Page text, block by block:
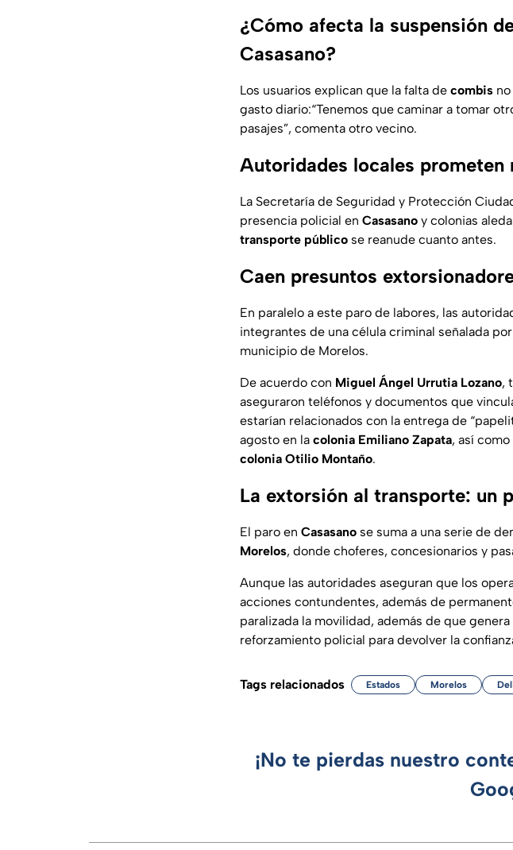
¿Cómo afecta la suspensión
Casasano?
Los usuarios explican que la falta de combis
gasto diario:“Tenemos que caminar a tomar
pasajes”, comenta otro vecino.
Autoridades locales prometen
La Secretaría de Seguridad y Protección
presencia policial en Casasano y colonias
transporte público se reanude cuanto antes.
Caen presuntos
En paralelo a este paro de labores, las
integrantes de una célula criminal señalada por
municipio de Morelos.
De acuerdo con Miguel Ángel Urrutia Lozano,
aseguraron teléfonos y documentos que
estarían relacionados con la entrega de
agosto en la colonia Emiliano Zapata, así
colonia Otilio Montaño.
La extorsión al transporte: un
El paro en Casasano se suma a una serie de
Morelos, donde choferes, concesionarios y
Aunque las autoridades aseguran que los
acciones contundentes, además de
paralizada la movilidad, además de que
reforzamiento policial para devolver la
Tags relacionados Estados Morelos
¡No te pierdas nuestro